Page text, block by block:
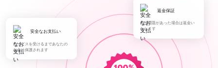
安全なお支払い
サービスを受けるまであなたの
お金は保護されます
返金保証
何か問題があった場合は返金い
たします